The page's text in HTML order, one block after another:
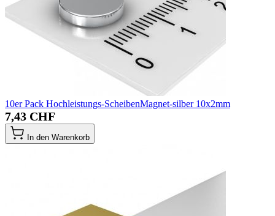
10er Pack Hochleistungs-ScheibenMagnet-silber 10x2mm
7,43 CHF
In den Warenkorb